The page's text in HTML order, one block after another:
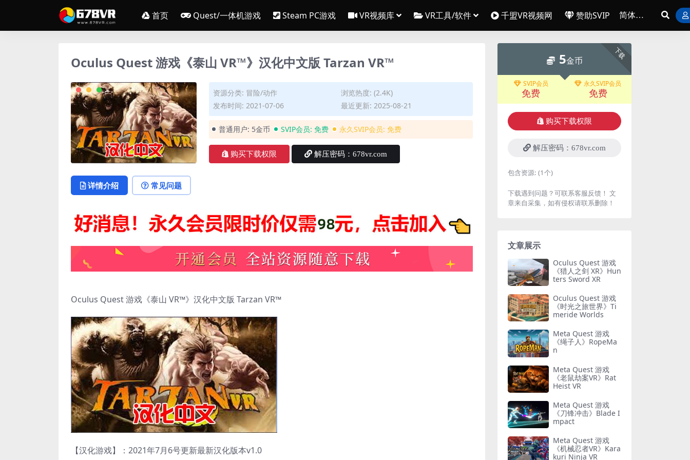
首页 Quest/一体机游戏 Steam PC游戏 VR视频库 VR工具/软件 千盟VR视频网 赞助SVIP
Oculus Quest 游戏《泰山 VR™》汉化中文版 Tarzan VR™
资源分类: 冒险/动作
浏览热度: (2.4K)
发布时间: 2021-07-06
最近更新: 2025-08-21
普通用户: 5金币 SVIP会员: 免费 永久SVIP会员: 免费
购买下载权限 解压密码：678vr.com
详情介绍 常见问题
Oculus Quest 游戏《泰山 VR™》汉化中文版 Tarzan VR™
【汉化游戏】：2021年7月6号更新最新汉化版本v1.0
下载
5金币
SVIP会员
免费
永久SVIP会员
免费
购买下载权限
解压密码：678vr.com
包含资源: (1个)
下载遇到问题？可联系客服反馈！ 文
章来自采集，如有侵权请联系删除！
文章展示
Oculus Quest 游戏
《猎人之剑 XR》Hun
ters Sword XR
Oculus Quest 游戏
《时光之旅世界》Ti
meride Worlds
Meta Quest 游戏
《绳子人》RopeMa
n
Meta Quest 游戏
《老鼠劫案VR》Rat
Heist VR
Meta Quest 游戏
《刀锋冲击》Blade I
mpact
Meta Quest 游戏
《机械忍者VR》Kara
kuri Ninja VR